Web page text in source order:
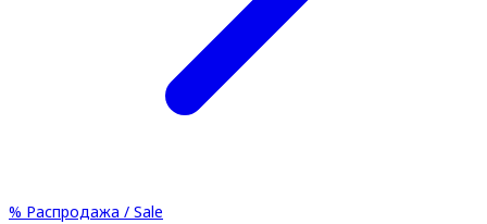
% Распродажа / Sale